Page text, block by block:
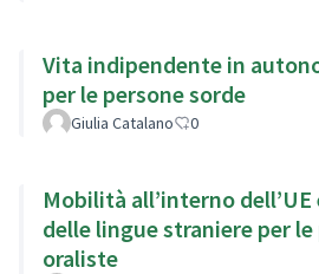
Vita indipendente in
per le persone sorde
Giulia Catalano 0
Mobilità all’interno
delle lingue straniere per
oraliste